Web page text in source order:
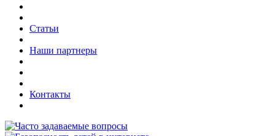
Статьи
Наши партнеры
Контакты